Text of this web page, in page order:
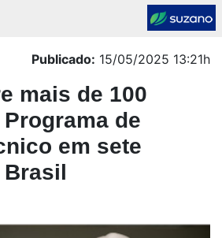
Publicado: 15/05/2025 13:21h
mais de 100
de
em sete